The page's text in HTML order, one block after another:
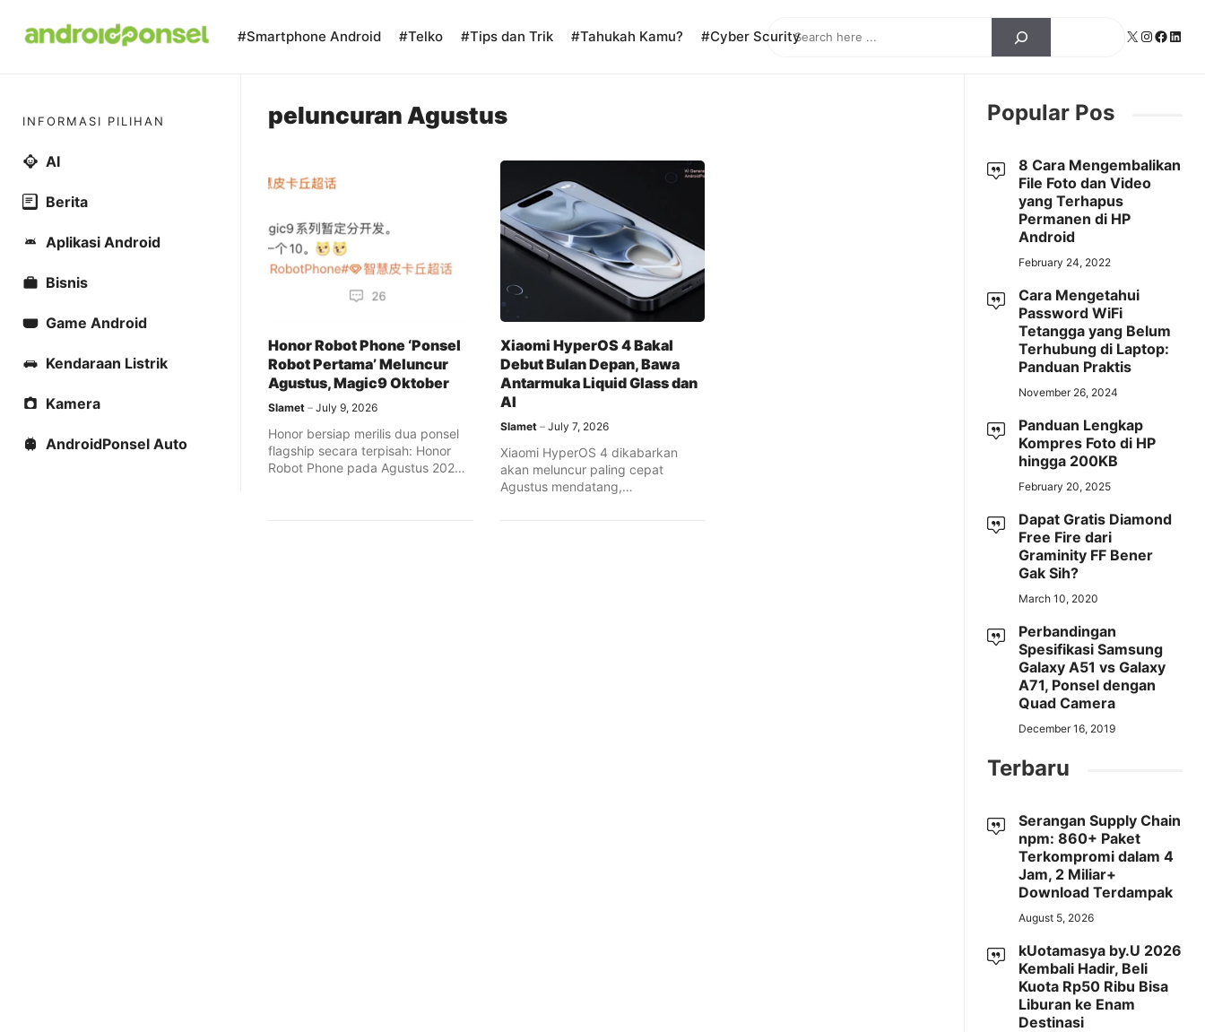
Search X Instagram
#Smartphone Android #Telko #Tips dan Trik #Tahukah Kamu? #Cyber Scurity
peluncuran Agustus
Honor Robot Phone ‘Ponsel
Robot Pertama’ Meluncur
Agustus, Magic9 Oktober
Slamet July 9, 2026
Honor bersiap merilis dua ponsel
flagship secara terpisah: Honor
Robot Phone pada Agustus 2026
sebagai ponsel robot pertama
Xiaomi HyperOS 4 Bakal
Debut Bulan Depan, Bawa
Antarmuka Liquid Glass dan
AI
Slamet July 7, 2026
Xiaomi HyperOS 4 dikabarkan
akan meluncur paling cepat
Agustus mendatang,
antarmuka, peningkatan performa
INFORMASI PILIHAN
AI
Berita
Aplikasi Android
Bisnis
Game Android
Kendaraan Listrik
Kamera
AndroidPonsel Auto
Popular Pos
8 Cara Mengembalikan
File Foto dan Video
yang Terhapus
Permanen di HP
Android
February 24, 2022
Cara Mengetahui
Password WiFi
Tetangga yang Belum
Terhubung di Laptop:
Panduan Praktis
November 26, 2024
Panduan Lengkap
Kompres Foto di HP
hingga 200KB
February 20, 2025
Dapat Gratis Diamond
Free Fire dari
Graminity FF Bener
Gak Sih?
March 10, 2020
Perbandingan
Spesifikasi Samsung
Galaxy A51 vs Galaxy
A71, Ponsel dengan
Quad Camera
December 16, 2019
Terbaru
Serangan Supply Chain
npm: 860+ Paket
Terkompromi dalam 4
Jam, 2 Miliar+
Download Terdampak
August 5, 2026
kUotamasya by.U 2026
Kembali Hadir, Beli
Kuota Rp50 Ribu Bisa
Liburan ke Enam
Destinasi